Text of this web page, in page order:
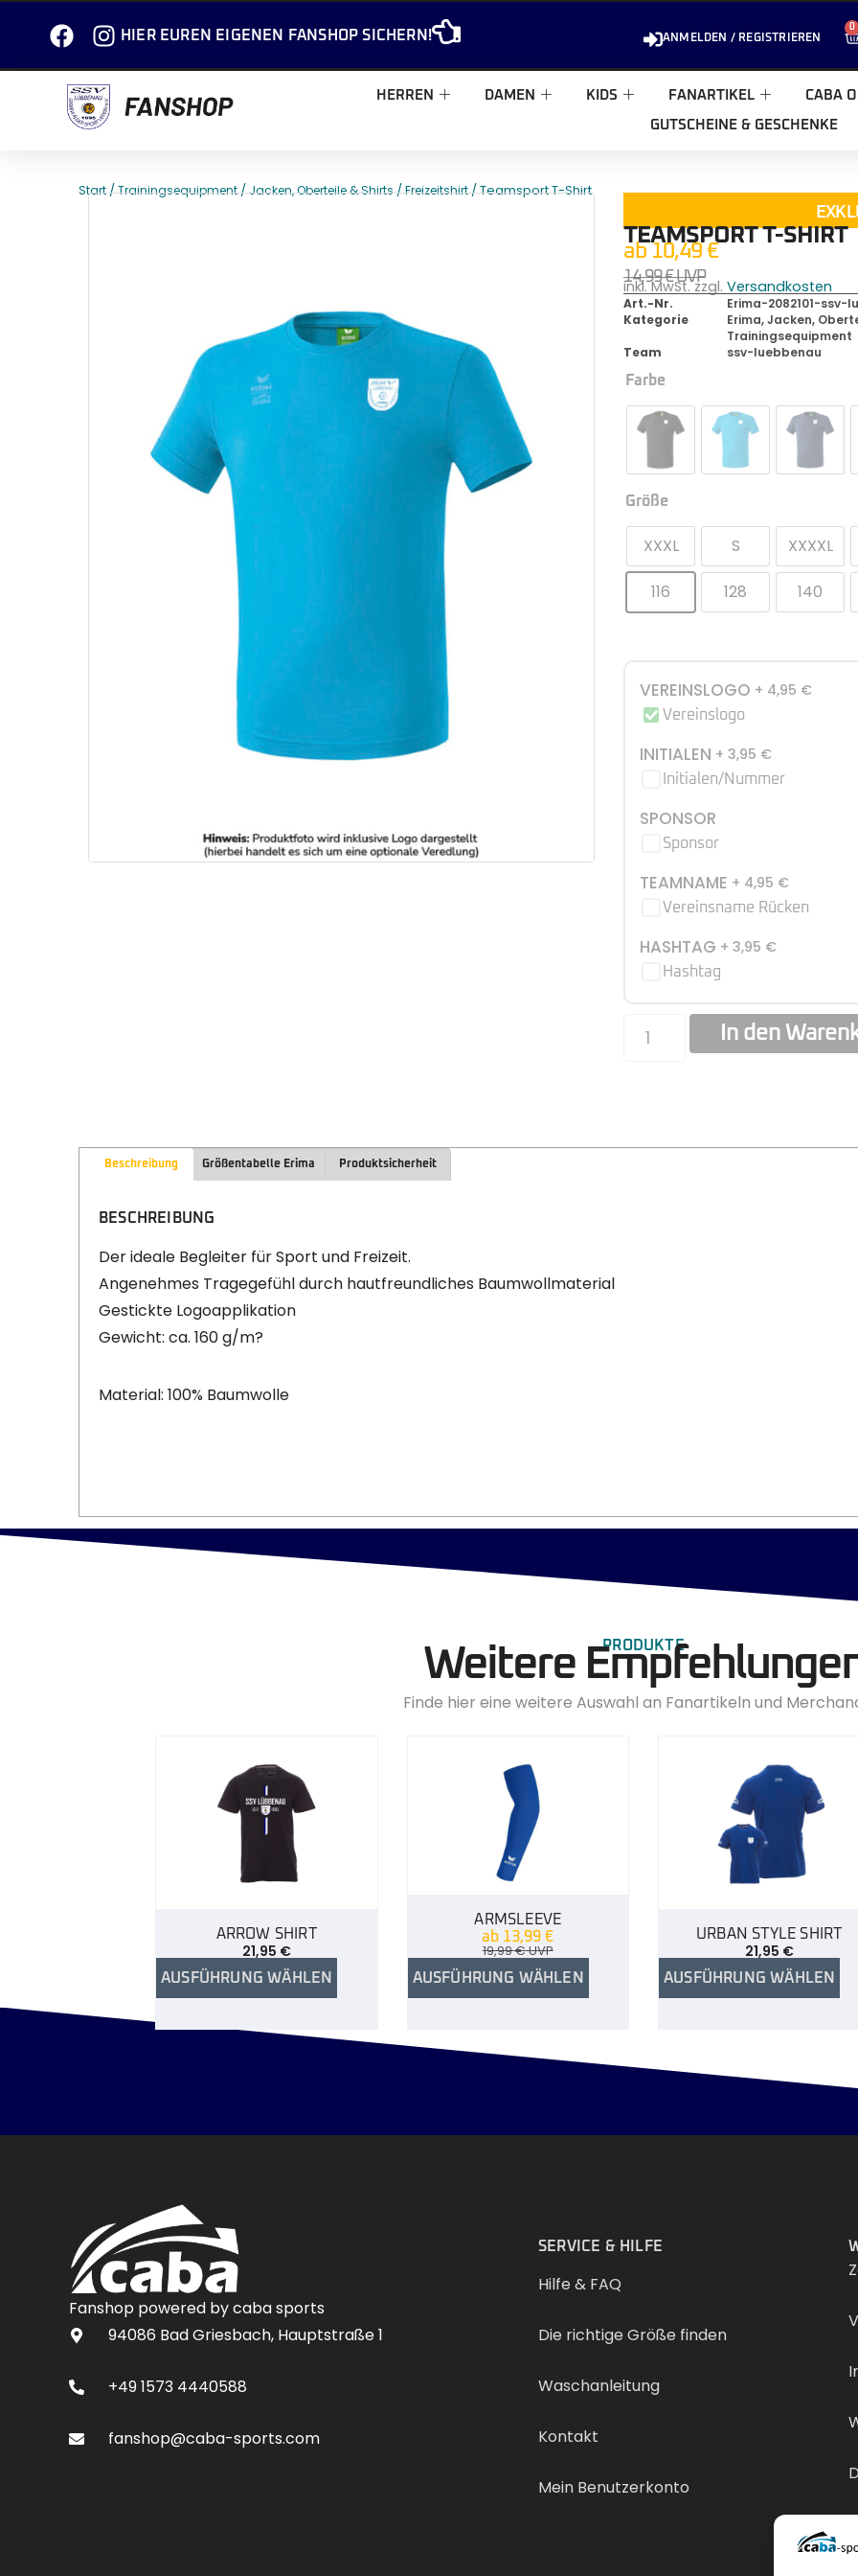
HIER EUREN EIGENEN FANSHOP SICHERN! ANMELDEN / REGISTRIEREN
0
HERREN DAMEN KIDS FANARTIKEL CABA
GUTSCHEINE & GESCHENKE
Start/Trainingsequipment/Jacken, Oberteile & Shirts/Freizeitshirt/ Teamsport T-Shirt
TEAMSPORT T-SHIRT
ab 10,49€
14,99€UVP
inkl. MwSt. zzgl.Versandkosten
Art.-Nr.
Erima-2082101-ssv-
Kategorie
Erima,Jacken,
Trainingsequipment
Team
ssv-luebbenau
Farbe
Größe
XXXL S XXXXL
116 128 140
VEREINSLOGO + 4,95 €
Vereinslogo
INITIALEN + 3,95 €
Initialen/Nummer
SPONSOR
Sponsor
TEAMNAME + 4,95 €
Vereinsname Rücken
HASHTAG + 3,95 €
Hashtag
In den
Beschreibung Größentabelle Erima Produktsicherheit
BESCHREIBUNG
Der ideale Begleiter für Sport und Freizeit.
Angenehmes Tragegefühl durch hautfreundliches Baumwollmaterial
Gestickte Logoapplikation
Gewicht: ca. 160 g/m?
Material: 100% Baumwolle
PRODUKTE
Weitere
Finde hier eine weitere Auswahl an Fanartikeln und
ARROW SHIRT
21,95 €
AUSFÜHRUNG WÄHLEN
ARMSLEEVE
ab 13,99€
19,99€UVP
AUSFÜHRUNG WÄHLEN
URBAN STYLE SHIRT
21,95 €
AUSFÜHRUNG WÄHLEN
Fanshop powered by caba sports
94086 Bad Griesbach, Hauptstraße 1
+49 1573 4440588
fanshop@caba-sports.com
SERVICE & HILFE
Hilfe & FAQ
Die richtige Größe finden
Waschanleitung
Kontakt
Mein Benutzerkonto